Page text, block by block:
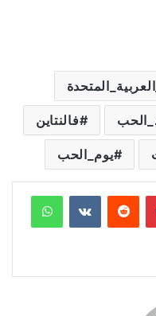
فالنتاين
يوم_الحب
بينتيريست